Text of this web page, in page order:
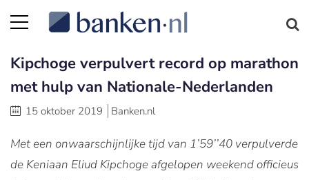
Kipchoge verpulvert record op marathon
met hulp van Nationale-Nederlanden
15 oktober 2019 Banken.nl
Met een onwaarschijnlijke tijd van 1’59’’40 verpulverde
de Keniaan Eliud Kipchoge afgelopen weekend officieus